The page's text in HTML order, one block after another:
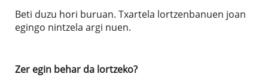
Beti duzu hori buruan. Txartela lortzenbanuen joan
egingo nintzela argi nuen.
Zer egin behar da lortzeko?